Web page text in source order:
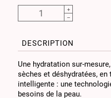
DESCRIPTION
Une hydratation sur-
sèches et déshydratées,
intelligente : une
besoins de la peau.